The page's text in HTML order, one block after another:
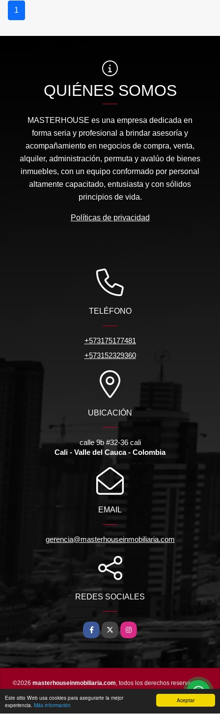
Aceptar
Este sitio Web usa cookies para asegurarte la mejor
experiencia. Más información
etapa de la operación, como se muestra a continuación:
1
QUIÉNES SOMOS
MASTERHOUSE es una empresa dedicada en
forma seria y profesional a brindar asesoría y
acompañamiento en negocios de compra, venta,
alquiler, administración, permuta y avalúo de bienes
inmuebles, con un equipo conformado por personal
altamente capacitado, entusiasta y con sólidos
principios de vida.
Políticas de privacidad
TELÉFONO
+573175177481
+573152329360
UBICACIÓN
calle 9b #32-36 cali
Cali - Valle del Cauca - Colombia
EMAIL
gerencia@masterhouseinmobiliaria.com
REDES SOCIALES
Facebook
X Instagram
©2026 masterhouseinmobiliaria.com, todos los derechos reservados.